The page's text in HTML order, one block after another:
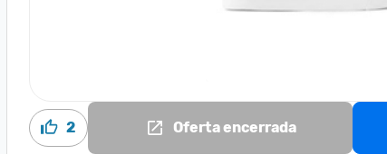
2 Oferta encerrada